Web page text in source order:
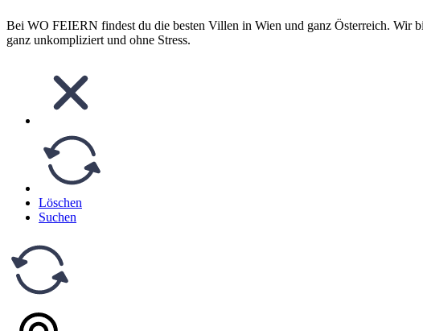
Bei WO FEIERN findest du die besten Villen in Wien und ganz Österreich. Wir
ganz unkompliziert und ohne Stress.
Löschen
Suchen